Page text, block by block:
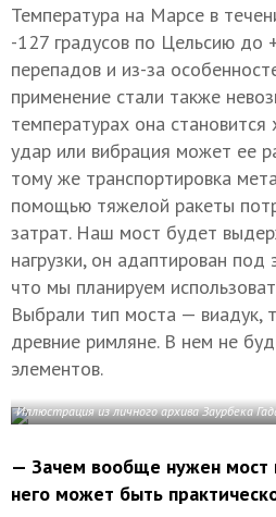
Температура на Марсе в
-127 градусов по Цельсию до
перепадов и из-за
применение стали также
температурах она
удар или вибрация может ее
тому же транспортировка
помощью тяжелой ракеты
затрат. Наш мост будет
нагрузки, он адаптирован под
что мы планируем
Выбрали тип моста — виадук,
древние римляне. В нем не
элементов.
Иллюстрация из личного архива Заурбека
— Зачем вообще нужен мост
него может быть